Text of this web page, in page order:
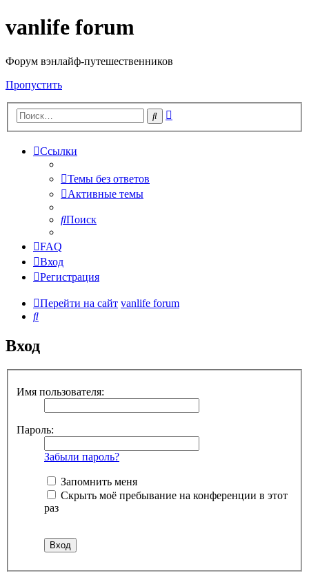
vanlife forum
Форум вэнлайф-путешественников
Пропустить
Поиск
Ссылки
Темы без ответов
Активные темы
Поиск
FAQ
Вход
Регистрация
Перейти на сайт vanlife forum
Поиск
Вход
Имя пользователя:
Пароль:
Забыли пароль?
Запомнить меня
Скрыть моё пребывание на конференции в этот
раз